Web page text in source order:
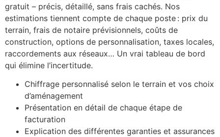
gratuit – précis, détaillé, sans frais cachés. Nos
estimations tiennent compte de chaque poste : prix du
terrain, frais de notaire prévisionnels, coûts de
construction, options de personnalisation, taxes locales,
raccordements aux réseaux… Un vrai tableau de bord
qui élimine l’incertitude.
Chiffrage personnalisé selon le terrain et vos choix
d’aménagement
Présentation en détail de chaque étape de
facturation
Explication des différentes garanties et assurances